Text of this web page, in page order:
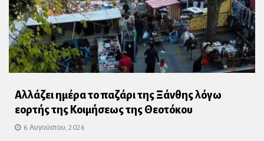
Αλλάζει ημέρα το παζάρι της Ξάνθης λόγω
εορτής της Κοιμήσεως της Θεοτόκου
6 Αυγούστου, 2026